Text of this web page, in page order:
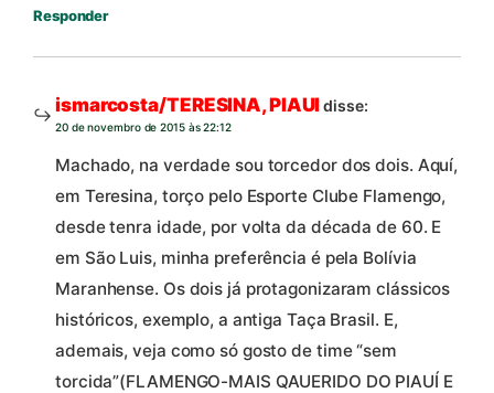
Responder
ismarcosta/TERESINA, PIAUIdisse:
20 de novembro de 2015 às 22:12
Machado, na verdade sou torcedor dos dois. Aquí,
em Teresina, torço pelo Esporte Clube Flamengo,
desde tenra idade, por volta da década de 60. E
em São Luis, minha preferência é pela Bolívia
Maranhense. Os dois já protagonizaram clássicos
históricos, exemplo, a antiga Taça Brasil. E,
ademais, veja como só gosto de time “sem
torcida”(FLAMENGO-MAIS QAUERIDO DO PIAUÍ E